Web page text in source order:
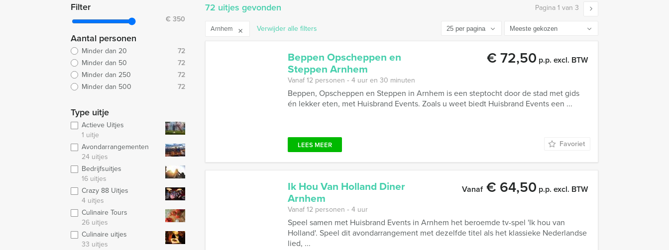
Filter
€ 350
Aantal personen
Minder dan 20
72
Minder dan 50
72
Minder dan 250
72
Minder dan 500
72
Type uitje
Actieve Uitjes
1 uitje
Avondarrangementen
24 uitjes
Bedrijfsuitjes
16 uitjes
Crazy 88 Uitjes
4 uitjes
Culinaire Tours
26 uitjes
Culinaire uitjes
33 uitjes
72 uitjes gevonden Pagina 1 van 3
Arnhem Verwijder alle filters
Beppen Opscheppen en
Steppen Arnhem
€ 72,50 p.p. excl. BTW
Vanaf 12 personen ‐ 4 uur en 30 minuten
Beppen, Opscheppen en Steppen in Arnhem is een steptocht door de stad met gids
én lekker eten, met Huisbrand Events. Zoals u weet biedt Huisbrand Events een ...
LEES MEER Favoriet
Ik Hou Van Holland Diner
Arnhem
Vanaf€ 64,50 p.p. excl. BTW
Vanaf 12 personen ‐ 4 uur
Speel samen met Huisbrand Events in Arnhem het beroemde tv-spel 'Ik hou van
Holland'. Speel dit avondarrangement met dezelfde titel als het klassieke Nederlandse
lied, ...